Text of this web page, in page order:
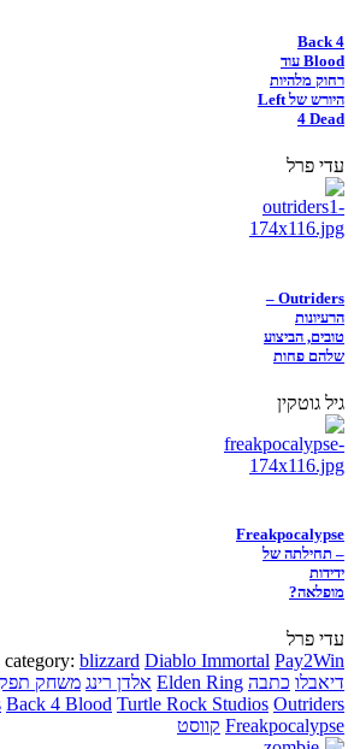
Back 4
Blood עוד
רחוק מלהיות
היורש של Left
4 Dead
עדי פרל
Outriders –
הרעיונות
טובים, הביצוע
שלהם פחות
גיל גוטקין
Freakpocalypse
– תחילתה של
ידידות
מופלאה?
עדי פרל
blizzard Diablo Immortal Pay2Win
דיאבלו כתבה Elden Ring אלדן רינג משחק
Back 4 Blood Turtle Rock Studios Outriders
Freakpocalypse קווסט